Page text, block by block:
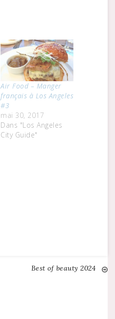
Air Food – Manger
français à Los Angeles
#3
mai 30, 2017
Dans "Los Angeles
City Guide"
Best of beauty 2024